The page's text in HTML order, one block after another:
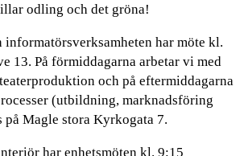
odling och det gröna!
informatörsverksamheten har möte kl.
13. På förmiddagarna arbetar vi med
och på eftermiddagarna
(utbildning, marknadsföring
på Magle stora Kyrkogata 7.
har enhetsmöten kl. 9:15